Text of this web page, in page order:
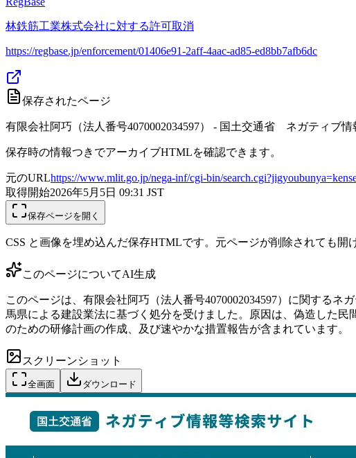
林鉄筋工業株式会社に対する許可取消
https://regbase.jp/enforcement/01406e91-2aff-4aac-ad85-ed8bb7afb6dc
保存されたページ
有限会社阿巧（法人番号4070002034597） - 国土交通省 ネガティブ情
保存時の情報つきでアーカイブHTMLを確認できます。
元のURLhttps://www.mlit.go.jp/nega-inf/cgi-bin/
取得開始2026年5月5日 09:31 JST
保存ページを開く
CSS と画像を埋め込んだ保存HTMLです。元ページが削除されても開
このページについてAI生成
このページは、有限会社阿巧（法人番号4070002034597）に関する
馬県による建設業法に基づく処分を受けました。原因は、偽造した
のための研修計画の作成、及び速やかな措置報告が含まれています。
スクリーンショット
全画面 ダウンロード